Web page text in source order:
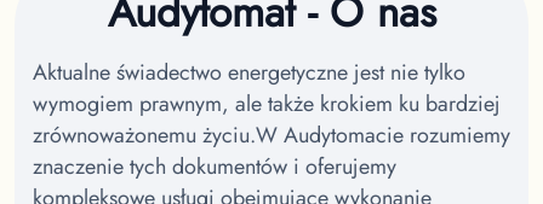
Aktualne świadectwo energetyczne jest nie tylko
wymogiem prawnym, ale także krokiem ku bardziej
zrównoważonemu życiu.W Audytomacie rozumiemy
znaczenie tych dokumentów i oferujemy
kompleksowe usługi obejmujące wykonanie